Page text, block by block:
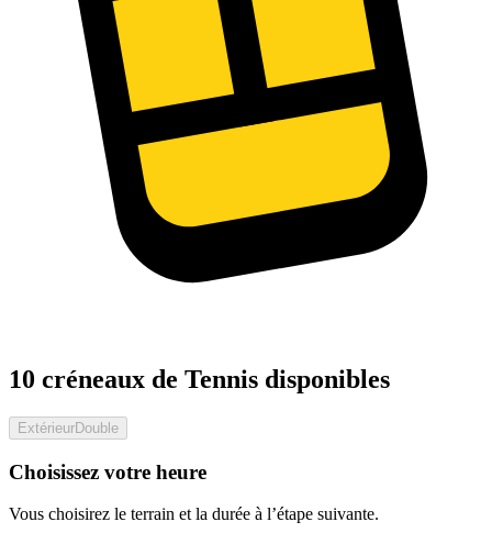
10 créneaux de Tennis disponibles
ExtérieurDouble
Choisissez votre heure
Vous choisirez le terrain et la durée à l’étape suivante.